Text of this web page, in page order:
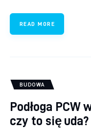
READ MORE
BUDOWA
Podłoga
czy to się uda?